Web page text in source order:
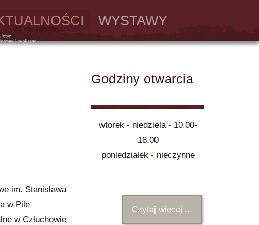
WYSTAWY
Godziny otwarcia
wtorek - niedziela - 10.00-
18.00
poniedziałek - nieczynne
Czytaj więcej ...
im. Stanisława
w Pile
w Człuchowie